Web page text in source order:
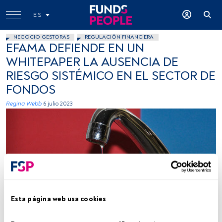
Esta página web usa cookies
ES
NEGOCIO GESTORAS REGULACIÓN FINANCIERA
EFAMA DEFIENDE EN UN
WHITEPAPER LA AUSENCIA DE
RIESGO SISTÉMICO EN EL SECTOR DE
FONDOS
Regina Webb 6 julio 2023